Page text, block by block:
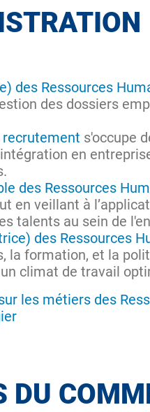
des Ressources
des dossiers
recrutement s'occupe
en
des Ressources
en veillant à
talents au sein de
des Ressources
la formation, et la
climat de travail
les métiers des
DU